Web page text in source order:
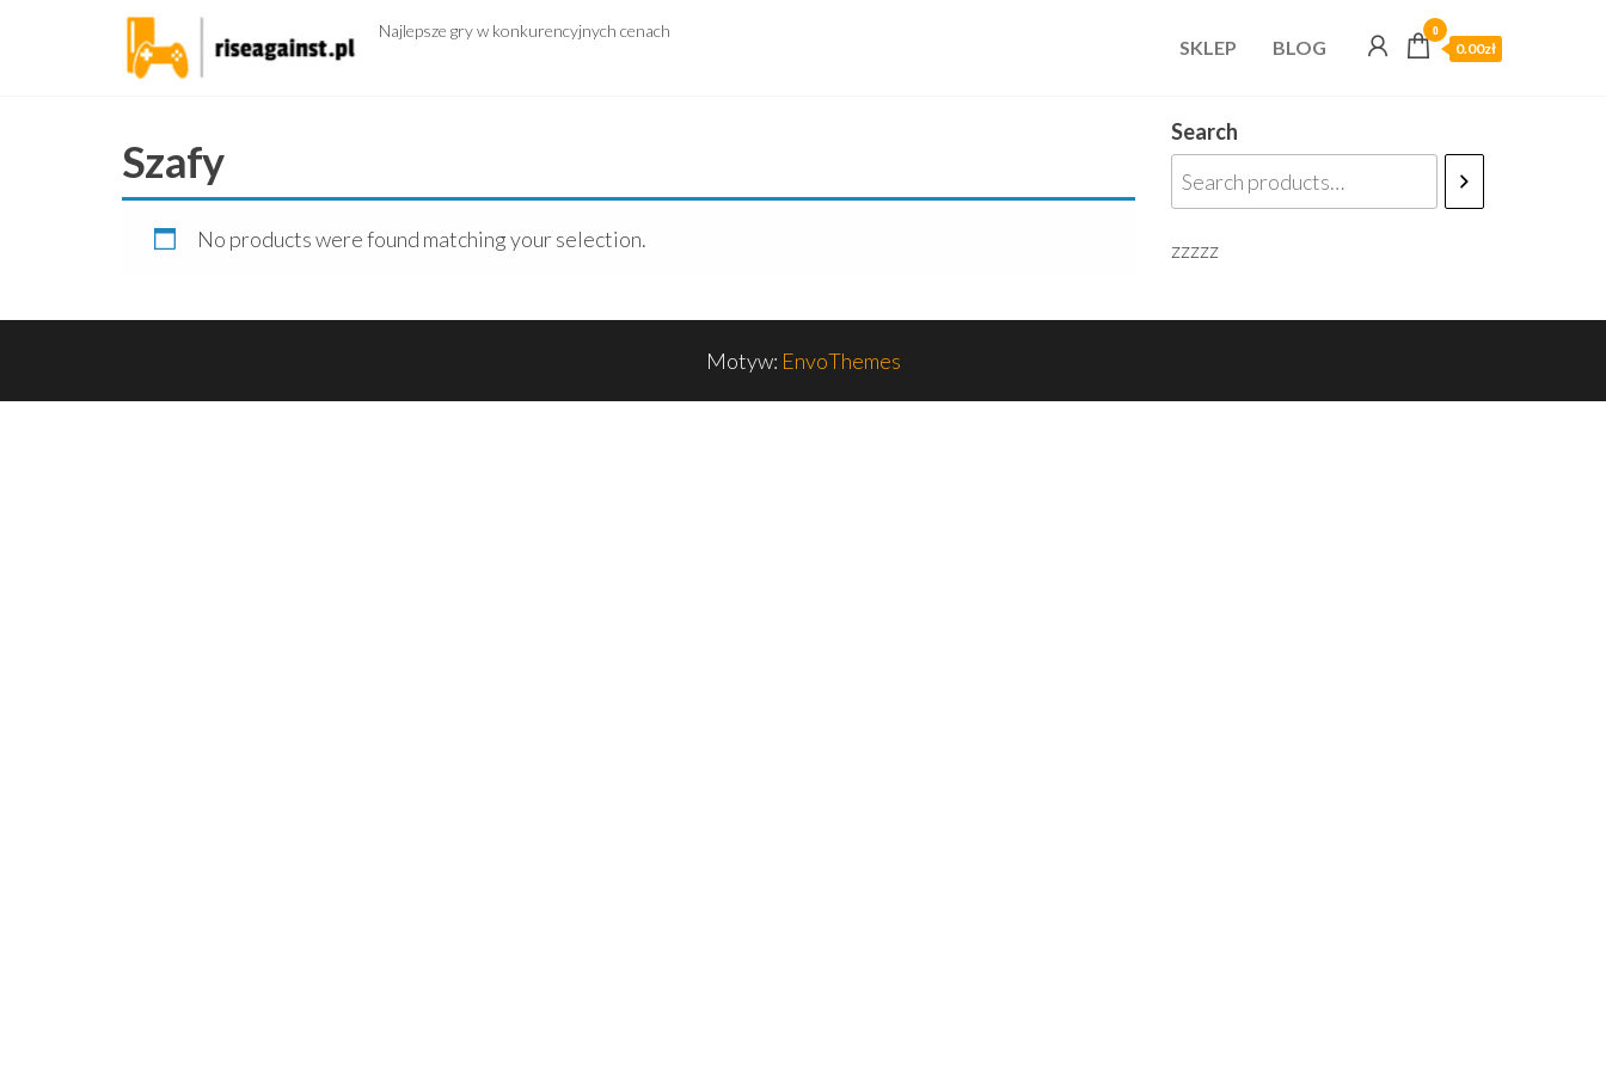
Najlepsze gry w konkurencyjnych cenach
SKLEP BLOG
0
0.00zł
Szafy
No products were found matching your selection.
Search
zzzzz
Motyw: EnvoThemes